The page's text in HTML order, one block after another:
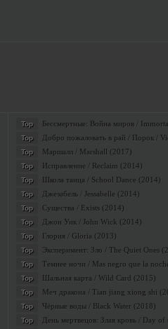
Top Бессмертные: Война миров /
Top Добро пожаловать в рай / Порок /
Top Маршалл / Marshall (2017)
Top Исправление / Reclaim (2014)
Top Школа танца / School Dance (2014)
Top Джезабель / Jessabelle (2014)
Top Существа / Exists (2014)
Top Джон Уик / John Wick (2014)
Top Глория / Gloria (2013)
Top Эксперимент: Зло / The Quiet Ones
Top Темнее ночи / Mas negro que la
Top Шальная карта / Wild Card (2015)
Top Меч дракона / Tian jiang xiong shi
Top Чёрные воды / Black Water (2018)
Top День мертвецов: Злая кровь / Day of